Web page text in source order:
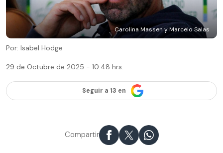
Carolina Massen y Marcelo Salas
Por: Isabel Hodge
29 de Octubre de 2025 - 10:48 hrs.
Seguir a 13 en
Compartir